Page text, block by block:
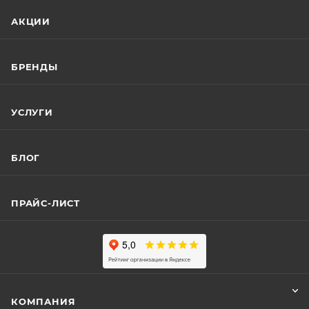
АКЦИИ
БРЕНДЫ
УСЛУГИ
БЛОГ
ПРАЙС-ЛИСТ
КОМПАНИЯ